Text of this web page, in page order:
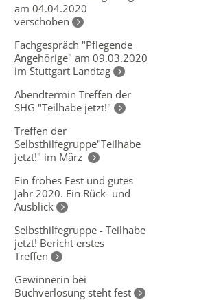
am 04.04.2020
verschoben
Fachgespräch "Pflegende
Angehörige" am 09.03.2020
im Stuttgart Landtag
Abendtermin Treffen der
SHG "Teilhabe jetzt!"
Treffen der
Selbsthilfegruppe"Teilhabe
jetzt!" im März
Ein frohes Fest und gutes
Jahr 2020. Ein Rück- und
Ausblick
Selbsthilfegruppe - Teilhabe
jetzt! Bericht erstes
Treffen
Gewinnerin bei
Buchverlosung steht fest